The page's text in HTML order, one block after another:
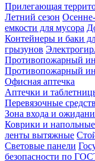
Прилегающая
Летний сезон
емкости для мусора
Контейнеры и баки
грызунов
Противопожарный
Противопожарный
Офисная аптечка
Аптечки и
Перевязочные
Зона входа и
Коврики и
ленты вытяжные
Световые панели
безопасности по